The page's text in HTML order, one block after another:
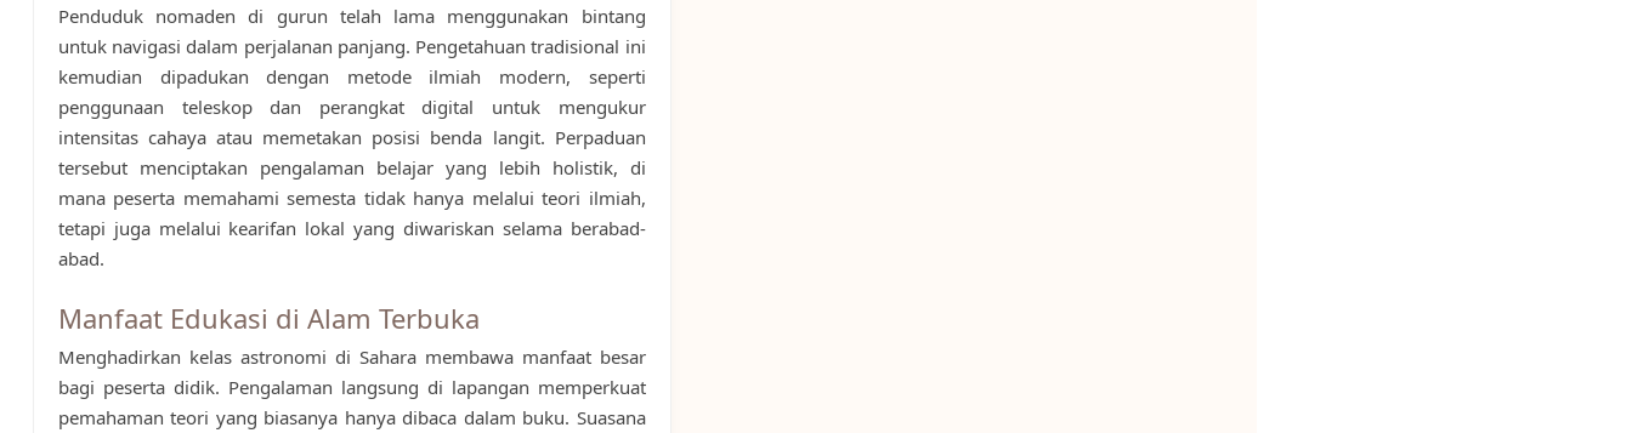
Penduduk nomaden di gurun telah lama menggunakan bintang
untuk navigasi dalam perjalanan panjang. Pengetahuan tradisional ini
kemudian dipadukan dengan metode ilmiah modern, seperti
penggunaan teleskop dan perangkat digital untuk mengukur
intensitas cahaya atau memetakan posisi benda langit. Perpaduan
tersebut menciptakan pengalaman belajar yang lebih holistik, di
mana peserta memahami semesta tidak hanya melalui teori ilmiah,
tetapi juga melalui kearifan lokal yang diwariskan selama berabad-
abad.
Manfaat Edukasi di Alam Terbuka
Menghadirkan kelas astronomi di Sahara membawa manfaat besar
bagi peserta didik. Pengalaman langsung di lapangan memperkuat
pemahaman teori yang biasanya hanya dibaca dalam buku. Suasana